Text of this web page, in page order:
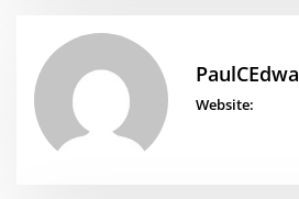
Website: